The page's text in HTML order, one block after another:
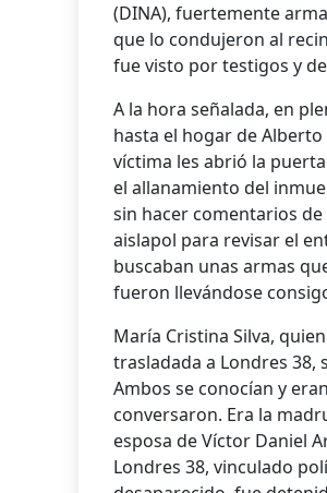
(DINA), fuertemente
que lo condujeron al
fue visto por testigos y
A la hora señalada, en
hasta el hogar de
víctima les abrió la
el allanamiento del
sin hacer comentarios
aislapol para revisar el
buscaban unas armas
fueron llevándose
María Cristina Silva,
trasladada a Londres 38,
Ambos se conocían y
conversaron. Era la
esposa de Víctor Daniel
Londres 38, vinculado